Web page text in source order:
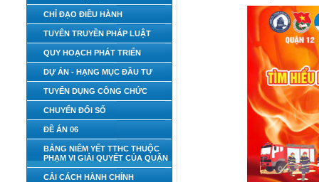
CHỈ ĐẠO ĐIỀU HÀNH
TUYÊN TRUYỀN PHÁP LUẬT
QUY HOẠCH PHÁT TRIỂN
DỰ ÁN - HẠNG MỤC ĐẦU TƯ
TUYỂN DỤNG CÔNG CHỨC
CHUYỂN ĐỔI SỐ
ĐỀ ÁN 06
BẢNG NIÊM YẾT TTHC THUỘC
PHẠM VI GIẢI QUYẾT CỦA QUẬN
CẢI CÁCH HÀNH CHÍNH